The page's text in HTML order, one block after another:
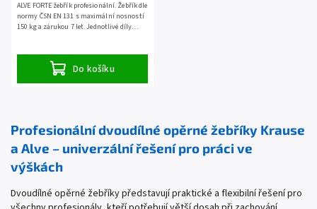
Do košíku
ALVE FORTE žebřík profesionální. Žebřík dle
normy ČSN EN 131 s maximální nosností
150 kg a zárukou 7 let. Jednotlivé díly
Profesionální dvoudílné opěrné žebříky Krause
a Alve – univerzální řešení pro práci ve
výškách
Dvoudílné opěrné žebříky představují praktické a flexibilní řešení pro